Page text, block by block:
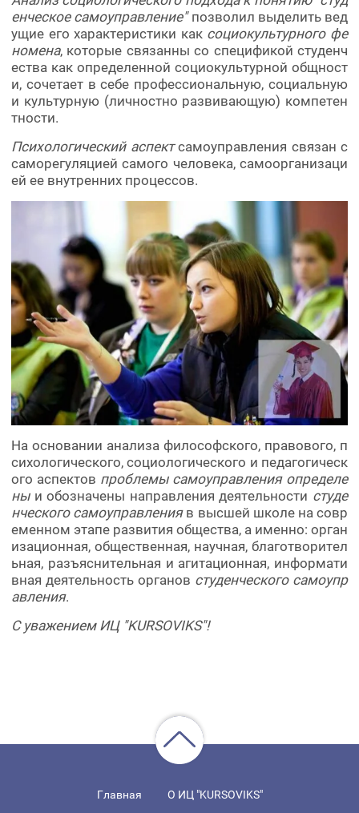
енческое самоуправление"позволил выделить вед
ущие его характеристики как социокультурного фе
номена, которые связанны со спецификой студенч
ества как определенной социокультурной общност
и, сочетает в себе профессиональную, социальную
и культурную (личностно развивающую) компетен
тности.
Психологический аспектсамоуправления связан с
саморегуляцией самого человека, самоорганизаци
ей ее внутренних процессов.
На основании анализа философского, правового, п
сихологического, социологического и педагогическ
ого аспектов проблемы самоуправления определе
ныи обозначены направления деятельности студе
нческого самоуправленияв высшей школе на совр
еменном этапе развития общества, а именно: орган
изационная, общественная, научная, благотворител
ьная, разъяснительная и агитационная, информати
вная деятельность органов студенческого самоупр
авления.
С уважением ИЦ "KURSOVIKS"!
Главная О ИЦ "KURSOVIKS"